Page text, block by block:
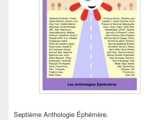
Septième Anthologie Éphémère.